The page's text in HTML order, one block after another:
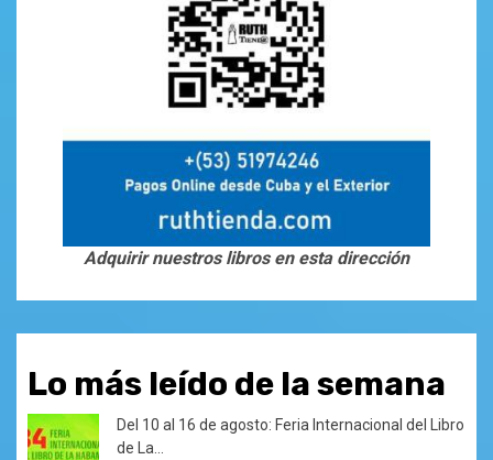
Adquirir nuestros libros en esta dirección
Lo más leído de la semana
Del 10 al 16 de agosto: Feria Internacional del Libro
de La...